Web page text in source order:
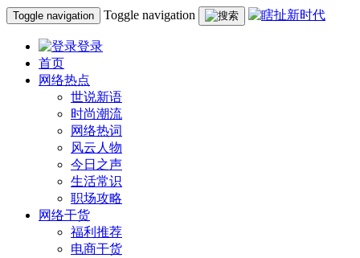
Toggle navigation Toggle navigation
登录
首页
网络热点
世说新语
时尚潮流
网络热词
风云人物
今日之声
生活常识
职场攻略
网络干货
福利推荐
电商干货